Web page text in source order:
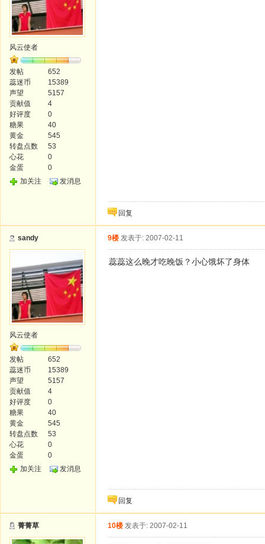
风云使者
发帖
652
蕊迷币
15389
声望
5157
贡献值
4
好评度
0
糖果
40
黄金
545
转盘点数
53
心花
0
金蛋
0
加关注
发消息
回复
sandy
风云使者
发帖
652
蕊迷币
15389
声望
5157
贡献值
4
好评度
0
糖果
40
黄金
545
转盘点数
53
心花
0
金蛋
0
加关注
发消息
9楼 发表于: 2007-02-11
蕊蕊这么晚才吃晚饭？小心饿坏了身体
回复
菁菁草 10楼 发表于: 2007-02-11